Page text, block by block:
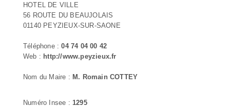
HOTEL DE VILLE
56 ROUTE DU BEAUJOLAIS
01140 PEYZIEUX-SUR-SAONE
Téléphone :04 74 04 00 42
Web : http://www.peyzieux.fr
Nom du Maire : M. Romain COTTEY
Numéro Insee : 1295